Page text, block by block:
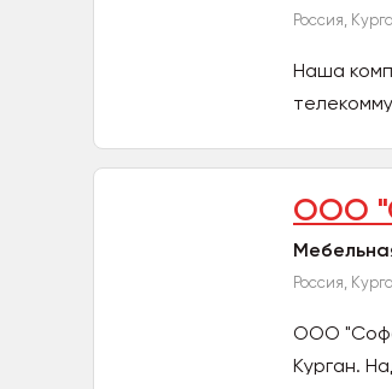
Россия,
Наша
ООО
Россия,
ООО "Софа
Курган.